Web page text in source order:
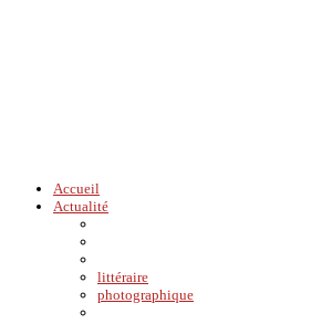
Accueil
Actualité
littéraire
photographique